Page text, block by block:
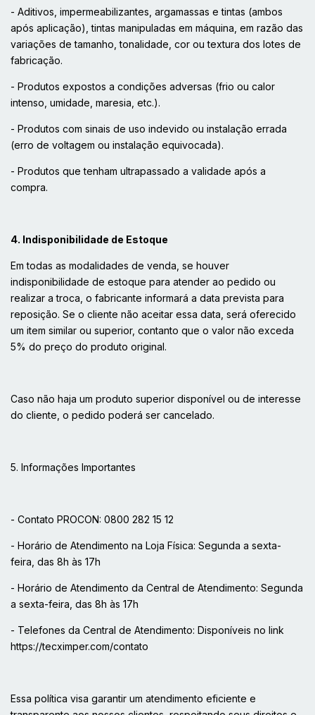
- Aditivos, impermeabilizantes, argamassas e tintas (ambos
após aplicação), tintas manipuladas em máquina, em razão das
variações de tamanho, tonalidade, cor ou textura dos lotes de
fabricação.
- Produtos expostos a condições adversas (frio ou calor
intenso, umidade, maresia, etc.).
- Produtos com sinais de uso indevido ou instalação errada
(erro de voltagem ou instalação equivocada).
- Produtos que tenham ultrapassado a validade após a
compra.
4. Indisponibilidade de Estoque
Em todas as modalidades de venda, se houver
indisponibilidade de estoque para atender ao pedido ou
realizar a troca, o fabricante informará a data prevista para
reposição. Se o cliente não aceitar essa data, será oferecido
um item similar ou superior, contanto que o valor não exceda
5% do preço do produto original.
Caso não haja um produto superior disponível ou de interesse
do cliente, o pedido poderá ser cancelado.
5. Informações Importantes
- Contato PROCON: 0800 282 15 12
- Horário de Atendimento na Loja Física: Segunda a sexta-
feira, das 8h às 17h
- Horário de Atendimento da Central de Atendimento: Segunda
a sexta-feira, das 8h às 17h
- Telefones da Central de Atendimento: Disponíveis no link
https://tecximper.com/contato
Essa política visa garantir um atendimento eficiente e